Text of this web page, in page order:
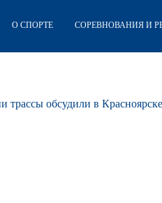
О СПОРТЕ СОРЕВНОВАНИЯ И
трассы обсудили в Красноярске